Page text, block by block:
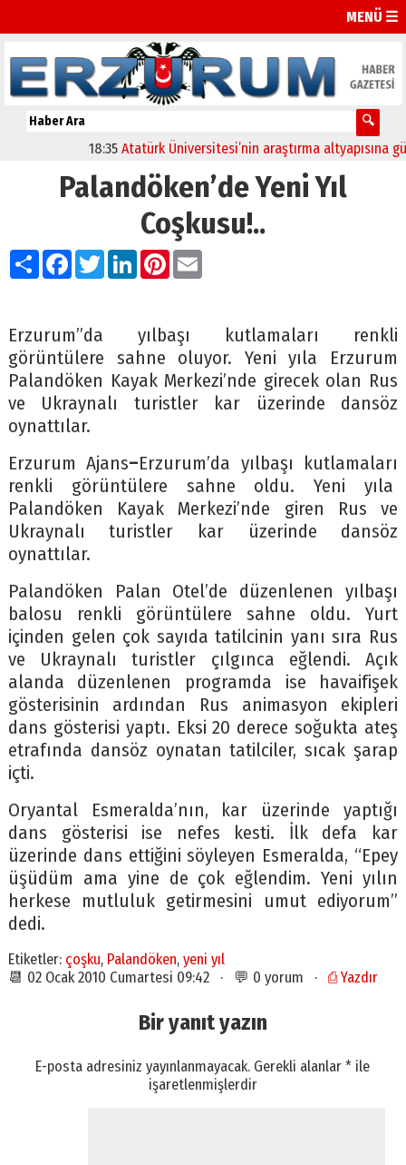
MENÜ ☰
18:35 Atatürk Üniversitesi’nin araştırma altyapısına güçlü
Palandöken’de Yeni Yıl
Coşkusu!..
PaylaşFacebook
TwitterLinkedIn
Pinterest
Email
Erzurum”da yılbaşı kutlamaları renkli
görüntülere sahne oluyor. Yeni yıla Erzurum
Palandöken Kayak Merkezi’nde girecek olan Rus
ve Ukraynalı turistler kar üzerinde dansöz
oynattılar.
Erzurum Ajans–Erzurum’da yılbaşı kutlamaları
renkli görüntülere sahne oldu. Yeni yıla
Palandöken Kayak Merkezi’nde giren Rus ve
Ukraynalı turistler kar üzerinde dansöz
oynattılar.
Palandöken Palan Otel’de düzenlenen yılbaşı
balosu renkli görüntülere sahne oldu. Yurt
içinden gelen çok sayıda tatilcinin yanı sıra Rus
ve Ukraynalı turistler çılgınca eğlendi. Açık
alanda düzenlenen programda ise havaifişek
gösterisinin ardından Rus animasyon ekipleri
dans gösterisi yaptı. Eksi 20 derece soğukta ateş
etrafında dansöz oynatan tatilciler, sıcak şarap
içti.
Oryantal Esmeralda’nın, kar üzerinde yaptığı
dans gösterisi ise nefes kesti. İlk defa kar
üzerinde dans ettiğini söyleyen Esmeralda, “Epey
üşüdüm ama yine de çok eğlendim. Yeni yılın
herkese mutluluk getirmesini umut ediyorum”
dedi.
Etiketler: çoşku, Palandöken, yeni yıl
📆 02 Ocak 2010 Cumartesi 09:42 · 💬 0 yorum · ⎙ Yazdır
Bir yanıt yazın
E-posta adresiniz yayınlanmayacak. Gerekli alanlar* ile
işaretlenmişlerdir